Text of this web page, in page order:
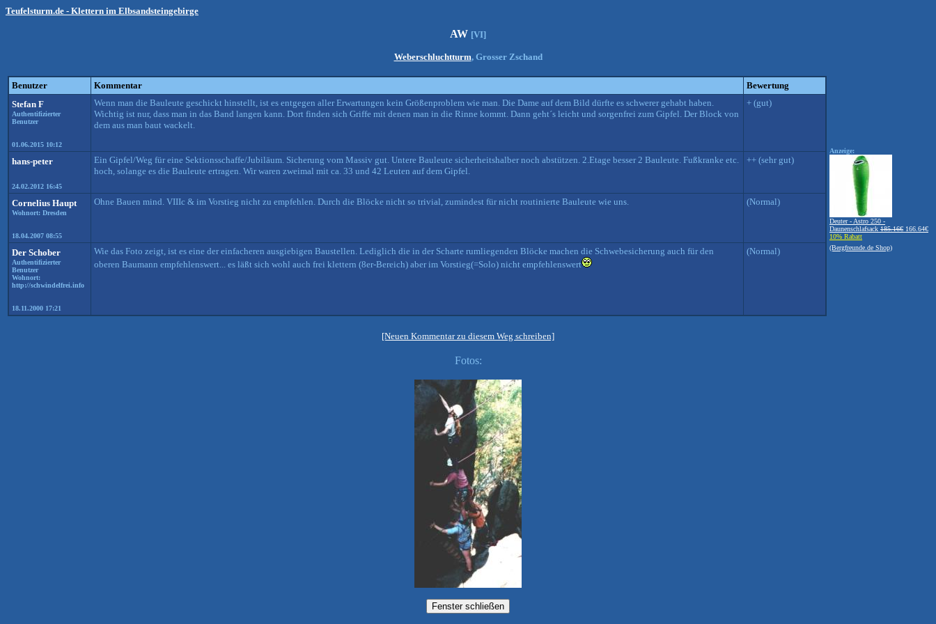
Teufelsturm.de - Klettern im Elbsandsteingebirge
AW [VI]
Weberschluchtturm, Grosser Zschand
Benutzer Kommentar
Bewertung
Stefan F
Authentifizierter
Benutzer
01.06.2015 10:12
Wenn man die Bauleute geschickt hinstellt, ist es entgegen aller Erwartungen kein Größenproblem wie man. Die Dame auf dem Bild dürfte es schwerer gehabt haben.
Wichtig ist nur, dass man in das Band langen kann. Dort finden sich Griffe mit denen man in die Rinne kommt. Dann geht´s leicht und sorgenfrei zum Gipfel. Der Block von
dem aus man baut wackelt.
+ (gut)
hans-peter
24.02.2012 16:45
Ein Gipfel/Weg für eine Sektionsschaffe/Jubiläum. Sicherung vom Massiv gut. Untere Bauleute sicherheitshalber noch abstützen. 2.Etage besser 2 Bauleute. Fußkranke etc.
hoch, solange es die Bauleute ertragen. Wir waren zweimal mit ca. 33 und 42 Leuten auf dem Gipfel.
++ (sehr gut)
Cornelius Haupt
Wohnort: Dresden
18.04.2007 08:55
Ohne Bauen mind. VIIIc & im Vorstieg nicht zu empfehlen. Durch die Blöcke nicht so trivial, zumindest für nicht routinierte Bauleute wie uns. (Normal)
Der Schober
Authentifizierter
Benutzer
Wohnort:
http://schwindelfrei.info
18.11.2000 17:21
Wie das Foto zeigt, ist es eine der einfacheren ausgiebigen Baustellen. Lediglich die in der Scharte rumliegenden Blöcke machen die Schwebesicherung auch für den
oberen Baumann empfehlenswert... es läßt sich wohl auch frei klettern (8er-Bereich) aber im Vorstieg(=Solo) nicht empfehlenswert
(Normal)
Anzeige:
Deuter - Astro 250 -
Daunenschlafsack 185.16€ 166.64€
10% Rabatt
(Bergfreunde.de Shop)
[Neuen Kommentar zu diesem Weg schreiben]
Fotos: